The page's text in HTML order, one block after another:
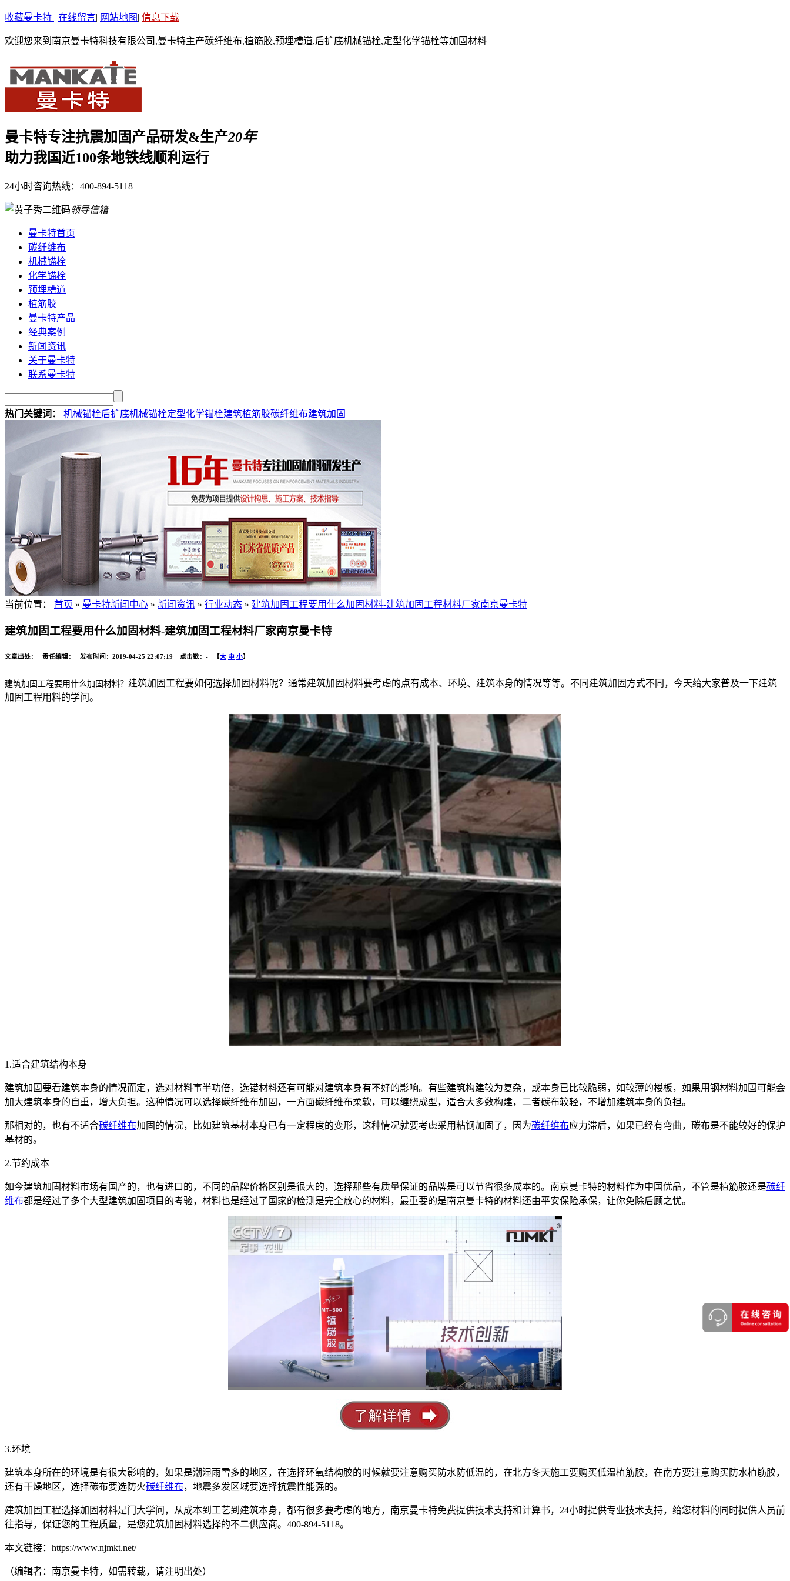
收藏曼卡特 | 在线留言| 网站地图 | 信息下载
欢迎您来到南京曼卡特科技有限公司,曼卡特主产碳纤维布,植筋胶,预埋槽道,后扩底机械锚栓,定型化学锚栓等加固材料
曼卡特专注抗震加固产品研发&生产20年
助力我国近100条地铁线顺利运行
24小时咨询热线： 400-894-5118
领导信箱
曼卡特首页
碳纤维布
机械锚栓
化学锚栓
预埋槽道
植筋胶
曼卡特产品
经典案例
新闻资讯
关于曼卡特
联系曼卡特
热门关键词： 机械锚栓后扩底机械锚栓定型化学锚栓建筑植筋胶碳纤维布建筑加固
当前位置： 首页 » 曼卡特新闻中心 » 新闻资讯 » 行业动态 » 建筑加固工程要用什么加固材料-建筑加固工程材料厂家南京曼卡特
建筑加固工程要用什么加固材料-建筑加固工程材料厂家南京曼卡特
文章出处： 责任编辑： 发布时间：2019-04-25 22:07:19 点击数： - 【大 中 小】
建筑加固工程要用什么加固材料？ 建筑加固工程要如何选择加固材料呢？通常建筑加固材料要考虑的点有成本、环境、建筑本身的情况等等。不同建筑加固方式不同，今天给大家普及一下建筑
加固工程用料的学问。
1.适合建筑结构本身
建筑加固要看建筑本身的情况而定，选对材料事半功倍，选错材料还有可能对建筑本身有不好的影响。有些建筑构建较为复杂，或本身已比较脆弱，如较薄的楼板，如果用钢材料加固可能会
加大建筑本身的自重，增大负担。这种情况可以选择碳纤维布加固，一方面碳纤维布柔软，可以缠绕成型，适合大多数构建，二者碳布较轻，不增加建筑本身的负担。
那相对的，也有不适合碳纤维布加固的情况，比如建筑基材本身已有一定程度的变形，这种情况就要考虑采用粘钢加固了，因为碳纤维布应力滞后，如果已经有弯曲，碳布是不能较好的保护
基材的。
2.节约成本
如今建筑加固材料市场有国产的，也有进口的，不同的品牌价格区别是很大的，选择那些有质量保证的品牌是可以节省很多成本的。南京曼卡特的材料作为中国优品，不管是植筋胶还是碳纤
维布都是经过了多个大型建筑加固项目的考验，材料也是经过了国家的检测是完全放心的材料，最重要的是南京曼卡特的材料还由平安保险承保，让你免除后顾之忧。
3.环境
建筑本身所在的环境是有很大影响的，如果是潮湿雨雪多的地区，在选择环氧结构胶的时候就要注意购买防水防低温的，在北方冬天施工要购买低温植筋胶，在南方要注意购买防水植筋胶，
还有干燥地区，选择碳布要选防火碳纤维布，地震多发区域要选择抗震性能强的。
建筑加固工程选择加固材料是门大学问，从成本到工艺到建筑本身，都有很多要考虑的地方，南京曼卡特免费提供技术支持和计算书，24小时提供专业技术支持，给您材料的同时提供人员前
往指导，保证您的工程质量，是您建筑加固材料选择的不二供应商。400-894-5118。
本文链接：https://www.njmkt.net/
（编辑者：南京曼卡特，如需转载，请注明出处）